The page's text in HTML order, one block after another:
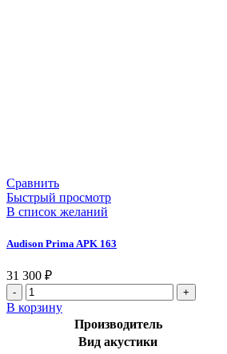
Сравнить
Быстрый просмотр
В список желаний
Audison Prima APK 163
31 300 ₽
Количество
товара
Audison
В корзину
Производитель
Вид акустики